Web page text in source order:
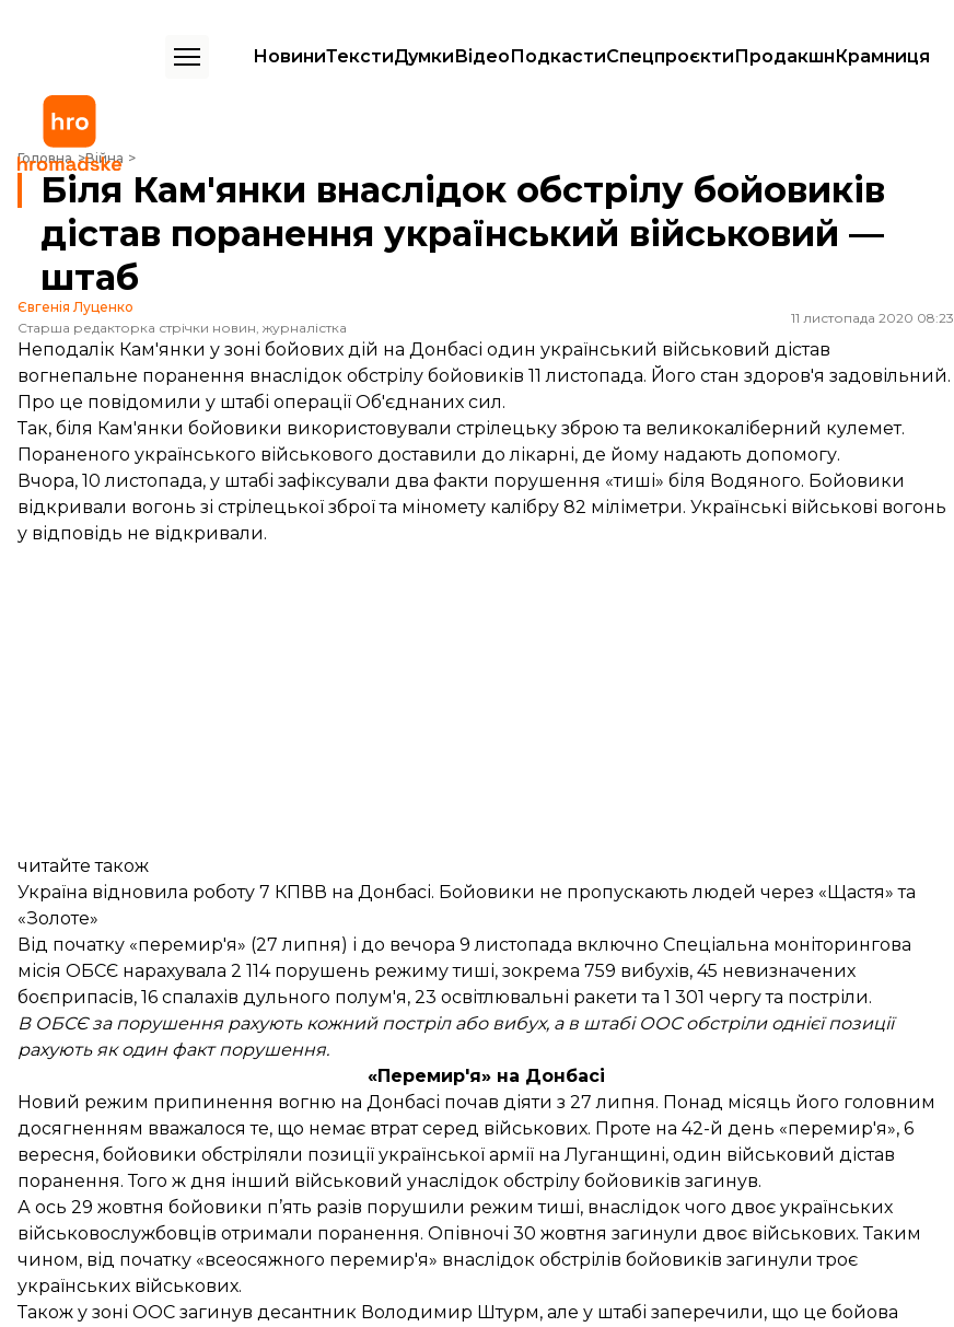
НовиниТекстиДумкиВідеоПодкастиСпецпроєктиПродакшнКрамниця
Головна Війна
Біля Кам'янки внаслідок обстрілу бойовиків дістав поранення український військовий — штаб
Біля Кам'янки внаслідок обстрілу бойовиків
дістав поранення український військовий —
штаб
Євгенія Луценко
Старша редакторка стрічки новин, журналістка
11 листопада 2020 08:23
Неподалік Кам'янки у зоні бойових дій на Донбасі один український військовий дістав
вогнепальне поранення внаслідок обстрілу бойовиків 11 листопада. Його стан здоров'я задовільний.
Про це повідомили у штабі операції Об'єднаних сил.
Так, біля Кам'янки бойовики використовували стрілецьку зброю та великокаліберний кулемет.
Пораненого українського військового доставили до лікарні, де йому надають допомогу.
Вчора, 10 листопада, у штабі зафіксували два факти порушення «тиші» біля Водяного. Бойовики
відкривали вогонь зі стрілецької зброї та міномету калібру 82 міліметри. Українські військові вогонь
у відповідь не відкривали.
читайте також
Україна відновила роботу 7 КПВВ на Донбасі. Бойовики не пропускають людей через «Щастя» та
«Золоте»
Від початку «перемир'я» (27 липня) і до вечора 9 листопада включно Спеціальна моніторингова
місія ОБСЄ нарахувала 2 114 порушень режиму тиші, зокрема 759 вибухів, 45 невизначених
боєприпасів, 16 спалахів дульного полум'я, 23 освітлювальні ракети та 1 301 чергу та постріли.
В ОБСЄ за порушення рахують кожний постріл або вибух, а в штабі ООС обстріли однієї позиції
рахують як один факт порушення.
«Перемир'я» на Донбасі
Новий режим припинення вогню на Донбасі почав діяти з 27 липня. Понад місяць його головним
досягненням вважалося те, що немає втрат серед військових. Проте на 42-й день «перемир'я», 6
вересня, бойовики обстріляли позиції української армії на Луганщині, один військовий дістав
поранення. Того ж дня інший військовий унаслідок обстрілу бойовиків загинув.
А ось 29 жовтня бойовики п’ять разів порушили режим тиші, внаслідок чого двоє українських
військовослужбовців отримали поранення. Опівночі 30 жовтня загинули двоє військових. Таким
чином, від початку «всеосяжного перемир'я» внаслідок обстрілів бойовиків загинули троє
українських військових.
Також у зоні ООС загинув десантник Володимир Штурм, але у штабі заперечили, що це бойова